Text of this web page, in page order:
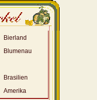
Bierland
Blumenau
Brasilien
Amerika